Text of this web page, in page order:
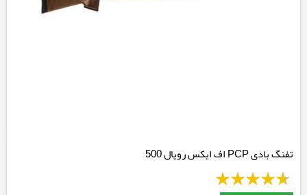
تفنگ بادی PCP اف ایکس رویال 500